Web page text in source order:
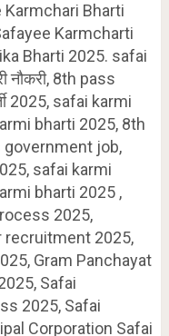
Karmchari Bharti
Karmcharti
Bharti 2025. safai
नौकरी, 8th pass
2025, safai karmi
bharti 2025, 8th
job,
safai karmi
bharti 2025 ,
2025,
2025,
Gram Panchayat
Safai
2025, Safai
Corporation Safai